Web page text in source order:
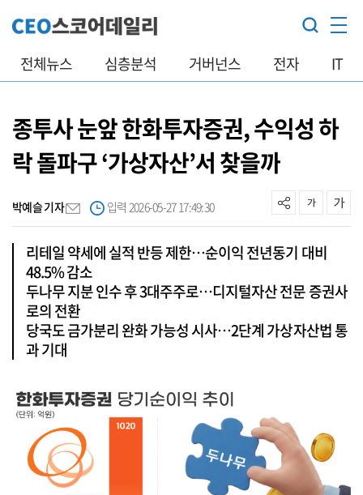
전체뉴스 심층분석 거버넌스 전자 IT
종투사 눈앞 한화투자증권, 수익성 하
락 돌파구 ‘가상자산’서 찾을까
박예슬 기자 입력 2026-05-27 17:49:30
리테일 약세에 실적 반등 제한…순이익 전년동기 대비
48.5% 감소
두나무 지분 인수 후 3대주주로…디지털자산 전문 증권사
로의 전환
당국도 금가분리 완화 가능성 시사…2단계 가상자산법 통
과 기대